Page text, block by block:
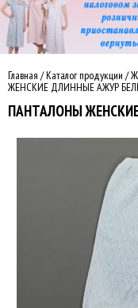
Главная /Каталог продукции /
ЖЕНСКИЕ ДЛИННЫЕ АЖУР
ПАНТАЛОНЫ